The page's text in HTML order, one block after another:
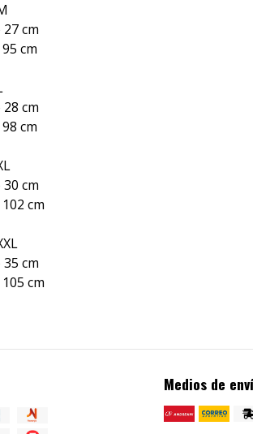
cm
cm
cm
cm
cm
cm
cm
cm
Medios de